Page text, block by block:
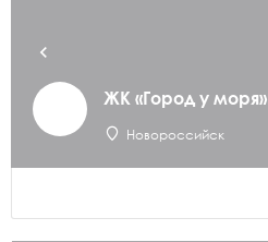
ЖК «Город у моря»
Новороссийск